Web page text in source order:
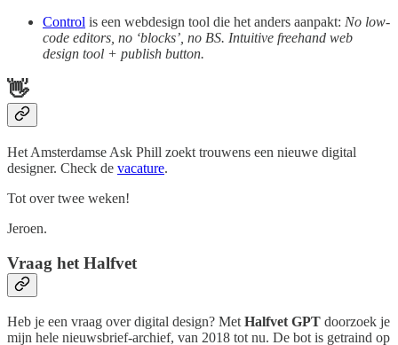
Control is een webdesign tool die het anders aanpakt: No low-
code editors, no ‘blocks’, no BS. Intuitive freehand web
design tool + publish button.
👋
Het Amsterdamse Ask Phill zoekt trouwens een nieuwe digital
designer. Check de vacature.
Tot over twee weken!
Jeroen.
Vraag het Halfvet
Heb je een vraag over digital design? Met Halfvet GPT doorzoek je
mijn hele nieuwsbrief-archief, van 2018 tot nu. De bot is getraind op